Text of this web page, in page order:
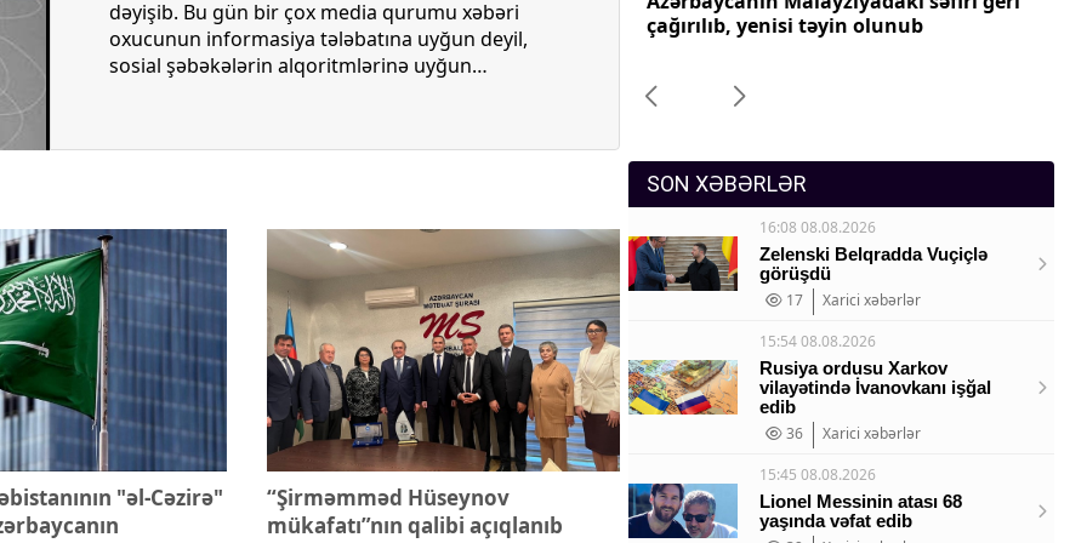
Mətbuat-150
dəyişib. Bu gün bir çox media qurumu xəbəri
oxucunun informasiya tələbatına uyğun deyil,
sosial şəbəkələrin alqoritmlərinə uyğun
platformalar istifadəçini mümkün qədər öz
"əl-Cəzirə"
“Şirməmməd Hüseynov
mükafatı”nın qalibi açıqlanıb
Forumunun Təşkilat Komitəsi yaradılıb
çağırılıb, yenisi təyin olunub
SON XƏBƏRLƏR
16:08 08.08.2026
Zelenski Belqradda Vuçiçlə
görüşdü
17
Xarici xəbərlər
15:54 08.08.2026
Rusiya ordusu Xarkov
vilayətində İvanovkanı işğal
edib
36
Xarici xəbərlər
15:45 08.08.2026
Lionel Messinin atası 68
yaşında vəfat edib